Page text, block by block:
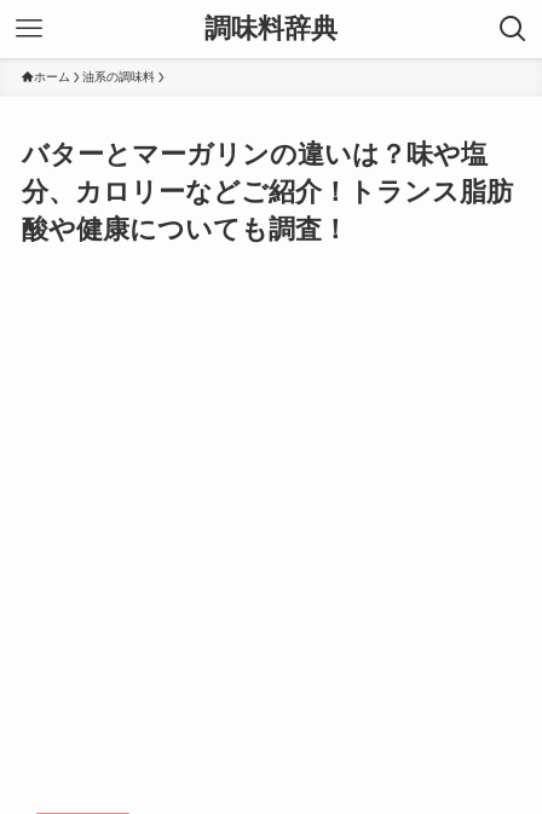
調味料辞典
ホーム 油系の調味料
バターとマーガリンの違いは？味や塩
分、カロリーなどご紹介！トランス脂肪
酸や健康についても調査！